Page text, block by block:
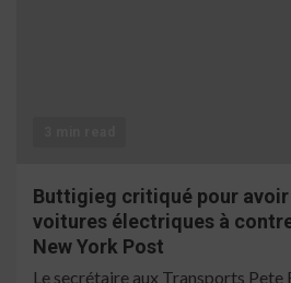
Buttigieg critiqué pour avoir
voitures électriques à
New York Post
Le secrétaire aux Transports